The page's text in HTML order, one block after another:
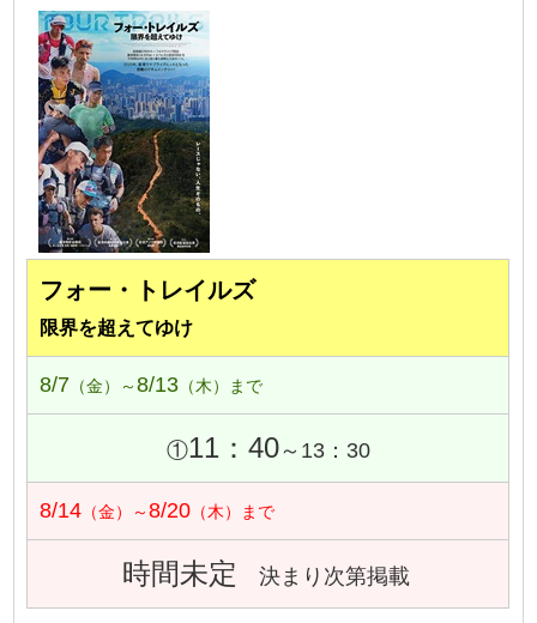
フォー・トレイルズ
限界を超えてゆけ
8/7 （金）～8/13 （木）まで
①11：40～13：30
8/14 （金）～8/20 （木）まで
時間未定 決まり次第掲載